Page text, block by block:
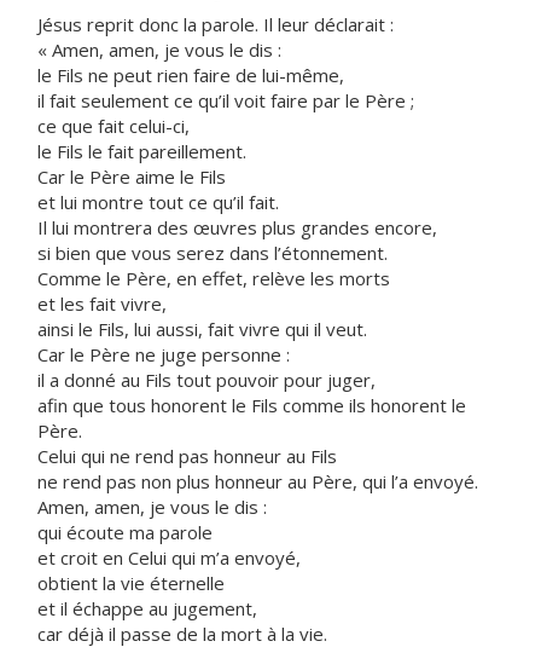
Jésus reprit donc la parole. Il leur déclarait :
« Amen, amen, je vous le dis :
le Fils ne peut rien faire de lui-même,
il fait seulement ce qu’il voit faire par le Père ;
ce que fait celui-ci,
le Fils le fait pareillement.
Car le Père aime le Fils
et lui montre tout ce qu’il fait.
Il lui montrera des œuvres plus grandes encore,
si bien que vous serez dans l’étonnement.
Comme le Père, en effet, relève les morts
et les fait vivre,
ainsi le Fils, lui aussi, fait vivre qui il veut.
Car le Père ne juge personne :
il a donné au Fils tout pouvoir pour juger,
afin que tous honorent le Fils comme ils honorent le
Père.
Celui qui ne rend pas honneur au Fils
ne rend pas non plus honneur au Père, qui l’a envoyé.
Amen, amen, je vous le dis :
qui écoute ma parole
et croit en Celui qui m’a envoyé,
obtient la vie éternelle
et il échappe au jugement,
car déjà il passe de la mort à la vie.